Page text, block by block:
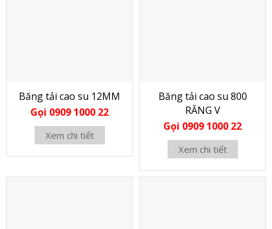
Băng tải cao su 12MM
Gọi 0909 1000 22
Xem chi tiết
Băng tải cao su 800
RĂNG V
Gọi 0909 1000 22
Xem chi tiết